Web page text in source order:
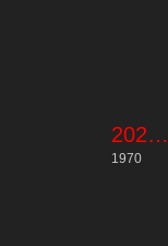
2023-11-08
1970